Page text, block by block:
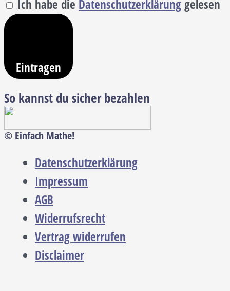
Ich habe die Datenschutzerklärung gelesen
Eintragen
So kannst du sicher bezahlen
© Einfach Mathe!
Datenschutzerklärung
Impressum
AGB
Widerrufsrecht
Vertrag widerrufen
Disclaimer